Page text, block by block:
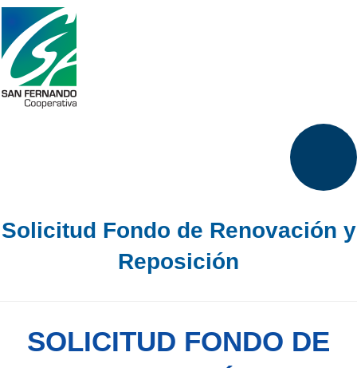
Solicitud Fondo de Renovación y
Reposición
SOLICITUD FONDO DE